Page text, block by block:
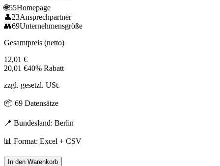
🌐55Homepage
👤23Ansprechpartner
👥69Unternehmensgröße
Gesamtpreis (netto)
12,01 €
20,01 €40% Rabatt
zzgl. gesetzl. USt.
📦 69 Datensätze
📍 Bundesland: Berlin
📊 Format: Excel + CSV
In den Warenkorb